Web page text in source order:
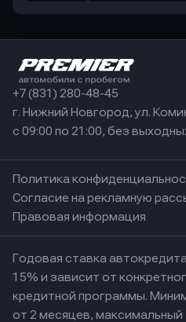
+7 (831) 280-48-45
г. Нижний Новгород, ул.
с 09:00 по 21:00, без
Политика
Согласие на рекламную
Правовая информация
Годовая ставка
15% и зависит от
кредитной программы.
от 2 месяцев,